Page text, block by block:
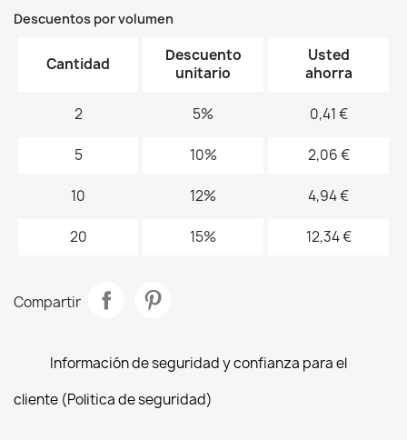
Descuentos por volumen
Cantidad
Descuento
unitario
Usted
ahorra
2 5% 0,41 €
5 10% 2,06 €
10 12% 4,94 €
20 15% 12,34 €
Compartir
Información de seguridad y confianza para el
cliente (Politica de seguridad)